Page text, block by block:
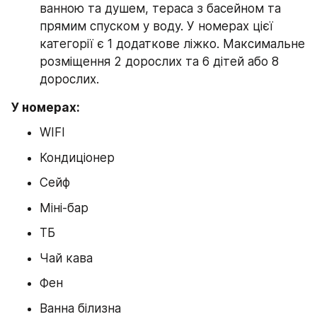
ванною та душем, тераса з басейном та
прямим спуском у воду. У номерах цієї
категорії є 1 додаткове ліжко. Максимальне
розміщення 2 дорослих та 6 дітей або 8
дорослих.
У номерах:
WIFI
Кондиціонер
Сейф
Міні-бар
ТБ
Чай кава
Фен
Ванна білизна